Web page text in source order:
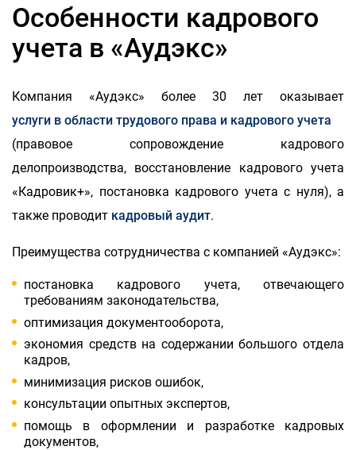
Особенности кадрового
учета в «Аудэкс»
Компания «Аудэкс» более 30 лет оказывает
услуги в области трудового права и кадрового учета
(правовое сопровождение кадрового
делопроизводства, восстановление кадрового учета
«Кадровик+», постановка кадрового учета с нуля), а
также проводит кадровый аудит.
Преимущества сотрудничества с компанией «Аудэкс»:
постановка кадрового учета, отвечающего
требованиям законодательства,
оптимизация документооборота,
экономия средств на содержании большого отдела
кадров,
минимизация рисков ошибок,
консультации опытных экспертов,
помощь в оформлении и разработке кадровых
документов,